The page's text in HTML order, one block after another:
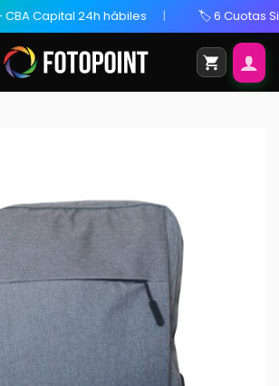
24h hábiles 🏷️ 6 Cuotas Sin Interés /